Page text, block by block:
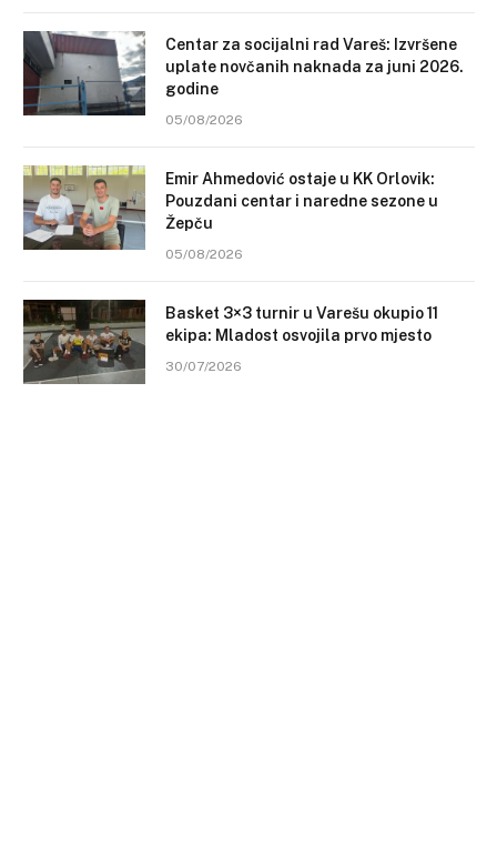
Centar za socijalni rad Vareš: Izvršene
uplate novčanih naknada za juni 2026.
godine
05/08/2026
Emir Ahmedović ostaje u KK Orlovik:
Pouzdani centar i naredne sezone u
Žepču
05/08/2026
Basket 3×3 turnir u Varešu okupio 11
ekipa: Mladost osvojila prvo mjesto
30/07/2026